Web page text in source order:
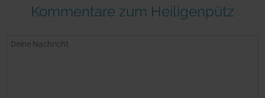
Kommentare zum Heiligenpütz